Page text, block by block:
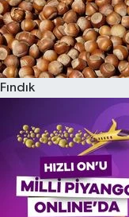
Fındık